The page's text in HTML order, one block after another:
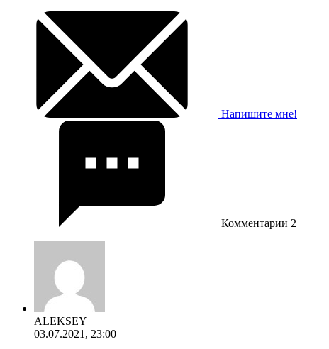
Напишите мне!
Комментарии 2
ALEKSEY
03.07.2021, 23:00